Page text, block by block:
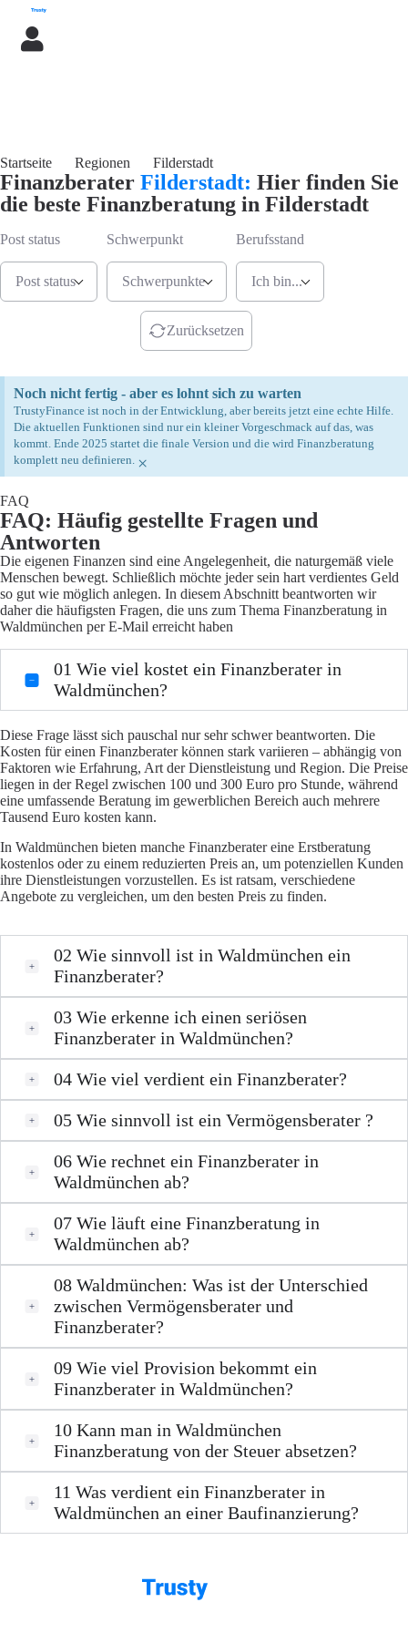
Startseite Regionen Filderstadt
Finanzberater Filderstadt: Hier finden Sie
die beste Finanzberatung in Filderstadt
Post status
Post status
Schwerpunkt
Schwerpunkte
Berufsstand
Ich bin...
Zurücksetzen
Noch nicht fertig - aber es lohnt sich zu warten
TrustyFinance ist noch in der Entwicklung, aber bereits jetzt eine echte Hilfe.
Die aktuellen Funktionen sind nur ein kleiner Vorgeschmack auf das, was
kommt. Ende 2025 startet die finale Version und die wird Finanzberatung
komplett neu definieren. ×
FAQ
FAQ: Häufig gestellte Fragen und
Antworten
Die eigenen Finanzen sind eine Angelegenheit, die naturgemäß viele
Menschen bewegt. Schließlich möchte jeder sein hart verdientes Geld
so gut wie möglich anlegen. In diesem Abschnitt beantworten wir
daher die häufigsten Fragen, die uns zum Thema Finanzberatung in
Waldmünchen per E-Mail erreicht haben
01 Wie viel kostet ein Finanzberater in
Waldmünchen?
Diese Frage lässt sich pauschal nur sehr schwer beantworten. Die
Kosten für einen Finanzberater können stark variieren – abhängig von
Faktoren wie Erfahrung, Art der Dienstleistung und Region. Die Preise
liegen in der Regel zwischen 100 und 300 Euro pro Stunde, während
eine umfassende Beratung im gewerblichen Bereich auch mehrere
Tausend Euro kosten kann.
In Waldmünchen bieten manche Finanzberater eine Erstberatung
kostenlos oder zu einem reduzierten Preis an, um potenziellen Kunden
ihre Dienstleistungen vorzustellen. Es ist ratsam, verschiedene
Angebote zu vergleichen, um den besten Preis zu finden.
02 Wie sinnvoll ist in Waldmünchen ein
Finanzberater?
03 Wie erkenne ich einen seriösen
Finanzberater in Waldmünchen?
04 Wie viel verdient ein Finanzberater?
05 Wie sinnvoll ist ein Vermögensberater ?
06 Wie rechnet ein Finanzberater in
Waldmünchen ab?
07 Wie läuft eine Finanzberatung in
Waldmünchen ab?
08 Waldmünchen: Was ist der Unterschied
zwischen Vermögensberater und
Finanzberater?
09 Wie viel Provision bekommt ein
Finanzberater in Waldmünchen?
10 Kann man in Waldmünchen
Finanzberatung von der Steuer absetzen?
11 Was verdient ein Finanzberater in
Waldmünchen an einer Baufinanzierung?